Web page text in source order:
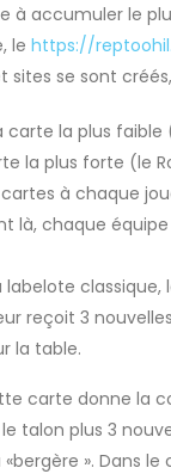
à accumuler le
le https://
sites se sont
carte la plus
la plus forte (le
à chaque
là, chaque
labelote
reçoit 3
la table.
carte donne la
talon plus 3
«bergère ». Dans